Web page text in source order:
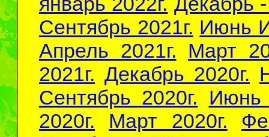
Сентябрь 2021г. Июнь
Апрель 2021г.
Март
2021г. Декабрь 2020г.
Сентябрь 2020г.
Июнь
2020г.
Март 2020г.